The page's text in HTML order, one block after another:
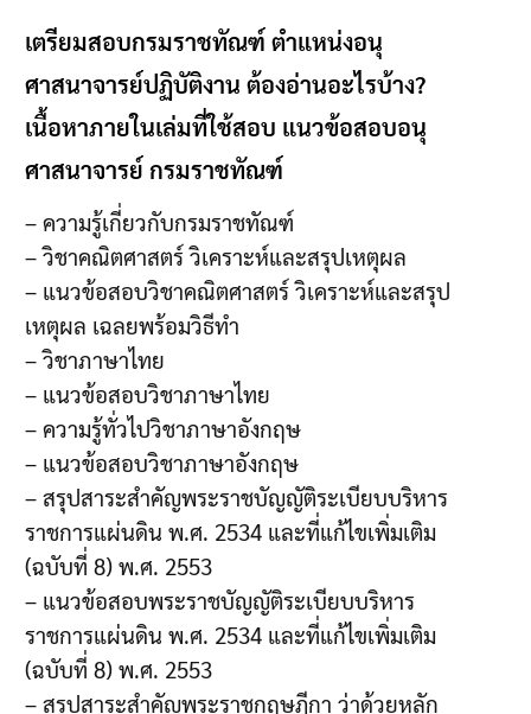
เตรียมสอบกรมราชทัณฑ์ ตำแหน่งอนุ
ศาสนาจารย์ปฏิบัติงาน ต้องอ่านอะไรบ้าง?
เนื้อหาภายในเล่มที่ใช้สอบ แนวข้อสอบอนุ
ศาสนาจารย์ กรมราชทัณฑ์
– ความรู้เกี่ยวกับกรมราชทัณฑ์
– วิชาคณิตศาสตร์ วิเคราะห์และสรุปเหตุผล
– แนวข้อสอบวิชาคณิตศาสตร์ วิเคราะห์และสรุป
เหตุผล เฉลยพร้อมวิธีทำ
– วิชาภาษาไทย
– แนวข้อสอบวิชาภาษาไทย
– ความรู้ทั่วไปวิชาภาษาอังกฤษ
– แนวข้อสอบวิชาภาษาอังกฤษ
– สรุปสาระสำคัญพระราชบัญญัติระเบียบบริหาร
ราชการแผ่นดิน พ.ศ. 2534 และที่แก้ไขเพิ่มเติม
(ฉบับที่ 8) พ.ศ. 2553
– แนวข้อสอบพระราชบัญญัติระเบียบบริหาร
ราชการแผ่นดิน พ.ศ. 2534 และที่แก้ไขเพิ่มเติม
(ฉบับที่ 8) พ.ศ. 2553
– สรุปสาระสำคัญพระราชกฤษฎีกา ว่าด้วยหลัก